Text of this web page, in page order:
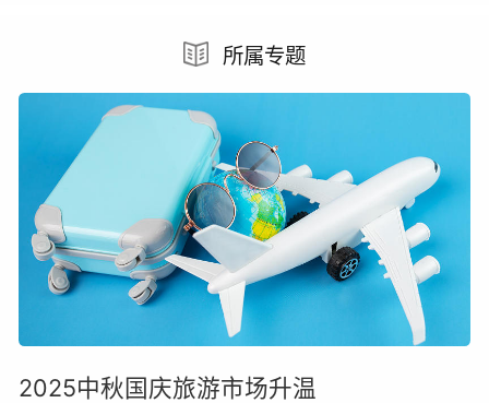
所属专题
2025中秋国庆旅游市场升温